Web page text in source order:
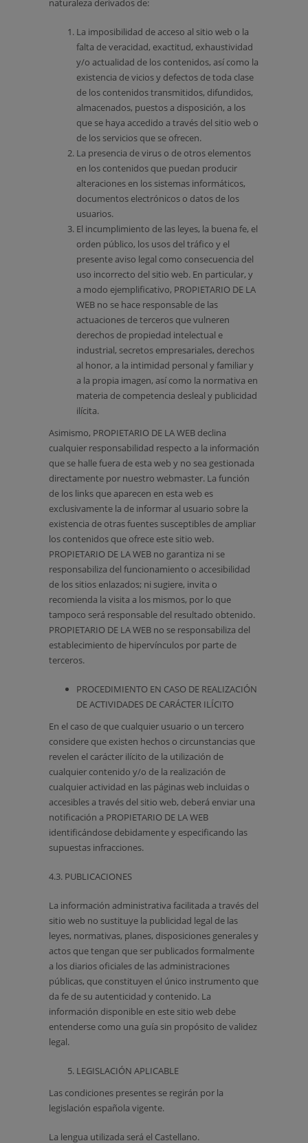
naturaleza derivados de:
La imposibilidad de acceso al sitio web o la
falta de veracidad, exactitud, exhaustividad
y/o actualidad de los contenidos, así como la
existencia de vicios y defectos de toda clase
de los contenidos transmitidos, difundidos,
almacenados, puestos a disposición, a los
que se haya accedido a través del sitio web o
de los servicios que se ofrecen.
La presencia de virus o de otros elementos
en los contenidos que puedan producir
alteraciones en los sistemas informáticos,
documentos electrónicos o datos de los
usuarios.
El incumplimiento de las leyes, la buena fe, el
orden público, los usos del tráfico y el
presente aviso legal como consecuencia del
uso incorrecto del sitio web. En particular, y
a modo ejemplificativo, PROPIETARIO DE LA
WEB no se hace responsable de las
actuaciones de terceros que vulneren
derechos de propiedad intelectual e
industrial, secretos empresariales, derechos
al honor, a la intimidad personal y familiar y
a la propia imagen, así como la normativa en
materia de competencia desleal y publicidad
ilícita.
Asimismo, PROPIETARIO DE LA WEB declina
cualquier responsabilidad respecto a la información
que se halle fuera de esta web y no sea gestionada
directamente por nuestro webmaster. La función
de los links que aparecen en esta web es
exclusivamente la de informar al usuario sobre la
existencia de otras fuentes susceptibles de ampliar
los contenidos que ofrece este sitio web.
PROPIETARIO DE LA WEB no garantiza ni se
responsabiliza del funcionamiento o accesibilidad
de los sitios enlazados; ni sugiere, invita o
recomienda la visita a los mismos, por lo que
tampoco será responsable del resultado obtenido.
PROPIETARIO DE LA WEB no se responsabiliza del
establecimiento de hipervínculos por parte de
terceros.
PROCEDIMIENTO EN CASO DE REALIZACIÓN
DE ACTIVIDADES DE CARÁCTER ILÍCITO
En el caso de que cualquier usuario o un tercero
considere que existen hechos o circunstancias que
revelen el carácter ilícito de la utilización de
cualquier contenido y/o de la realización de
cualquier actividad en las páginas web incluidas o
accesibles a través del sitio web, deberá enviar una
notificación a PROPIETARIO DE LA WEB
identificándose debidamente y especificando las
supuestas infracciones.
4.3. PUBLICACIONES
La información administrativa facilitada a través del
sitio web no sustituye la publicidad legal de las
leyes, normativas, planes, disposiciones generales y
actos que tengan que ser publicados formalmente
a los diarios oficiales de las administraciones
públicas, que constituyen el único instrumento que
da fe de su autenticidad y contenido. La
información disponible en este sitio web debe
entenderse como una guía sin propósito de validez
legal.
LEGISLACIÓN APLICABLE
Las condiciones presentes se regirán por la
legislación española vigente.
La lengua utilizada será el Castellano.